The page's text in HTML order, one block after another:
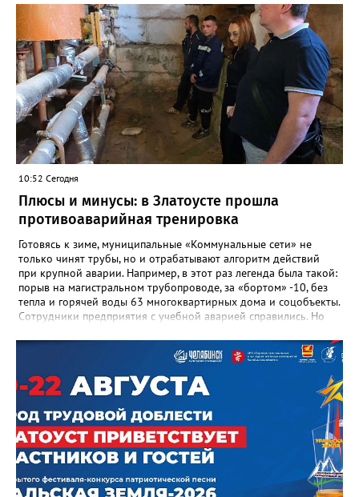
«Благодаря её мудрому руководству в школе сформировался
сильный педагогический коллектив, объединённый общими
ценностями и любовью к своему делу. Для многих Галина
Ивановна навсегда останется не только талантливым
руководителем, но и настоящим Учителем с большой буквы», -
говорится в сообществе школы №23 во ВКонтакте. Свои
соболезнования семье Галины Ивановны выразил глава
Златоуста Олег Решетников. «Её вклад зафиксирован в
важнейших документах школы, но главное - он остался в
людях: в тех учителях, которых она поддержала, в тех
учениках, которых она вдохновила. Заслуженный учитель РФ,
«Отличник народного просвещения», обладатель медали «За
доблестный труд», Галина Ивановна оставила не только
награды и документы, но и работающий, живой механизм
школы, который продолжает жить её принципами», - говорится
в некрологе.
10:52 Сегодня
Плюсы и минусы: в Златоусте прошла
противоаварийная тренировка
Готовясь к зиме, муниципальные «Коммунальные сети» не
только чинят трубы, но и отрабатывают алгоритм действий
при крупной аварии. Например, в этот раз легенда была такой:
порыв на магистральном трубопроводе, за «бортом» -10, без
тепла и горячей воды 63 многоквартирных дома и соцобъекты.
Сотрудники предприятия с учебной аварией справились. Но
отметили и недочёты. «Например, управляющие компании
несвоевременно приняли меры для предотвращения
“перемерзания” общей домовой тепловой сети
многоквартирного дома, отсутствовало взаимодействие с
ресурсоснабжающей организацией, ЕДДС и иными службами»,
— сообщила начальник Главного управления ГЖИ Ирина
Настенко. В следующий раз, рекомендовали в
Госжилинспекции, службы должны действовать слаженно. И
оперативно делиться информацией со всеми
заинтересованными – от поставщика тепла до конечных
потребителей.